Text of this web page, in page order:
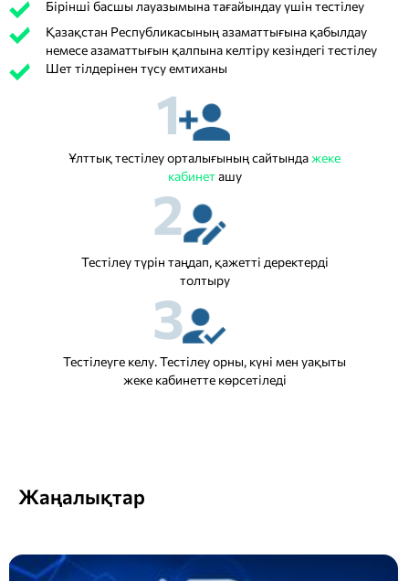
Бірінші басшы лауазымына тағайындау үшін тестілеу
Қазақстан Республикасының азаматтығына қабылдау
немесе азаматтығын қалпына келтіру кезіндегі тестілеу
Шет тілдерінен түсу емтиханы
1
Ұлттық тестілеу орталығының сайтындажеке
кабинеташу
2
Тестілеу түрін таңдап, қажетті деректерді
толтыру
3
Тестілеуге келу. Тестілеу орны, күні мен уақыты
жеке кабинетте көрсетіледі
Жаңалықтар